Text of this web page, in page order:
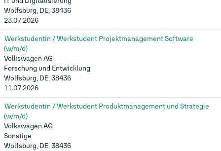
Wolfsburg, DE, 38436
23.07.2026
Werkstudentin / Werkstudent Projektmanagement Software
(w/m/d)
Volkswagen AG
Forschung und Entwicklung
Wolfsburg, DE, 38436
11.07.2026
Werkstudentin / Werkstudent Produktmanagement und Strategie
(w/m/d)
Volkswagen AG
Sonstige
Wolfsburg, DE, 38436